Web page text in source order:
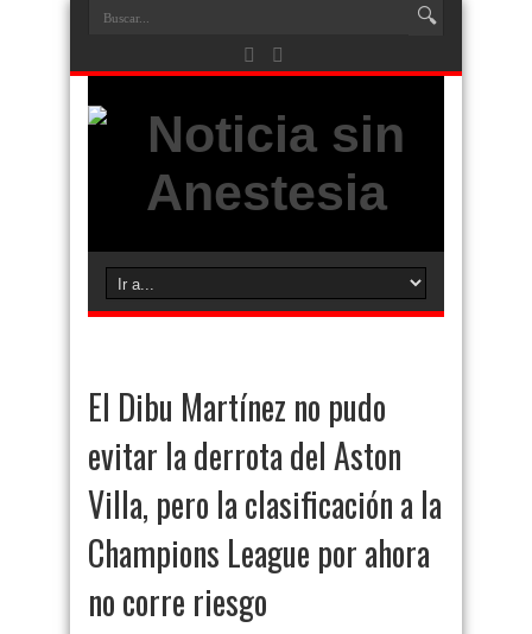
El Dibu Martínez no pudo
evitar la derrota del Aston
Villa, pero la clasificación a la
Champions League por ahora
no corre riesgo